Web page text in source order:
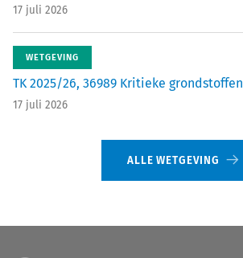
17 juli 2026
WETGEVING
TK 2025/26, 36989 Kritieke grondstoffen
17 juli 2026
ALLE WETGEVING